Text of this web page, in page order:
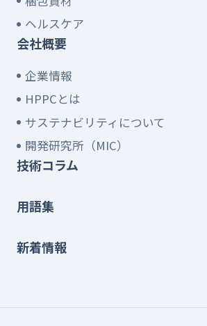
ヘルスケア
会社概要
企業情報
HPPCとは
サステナビリティについて
開発研究所（MIC）
技術コラム
用語集
新着情報